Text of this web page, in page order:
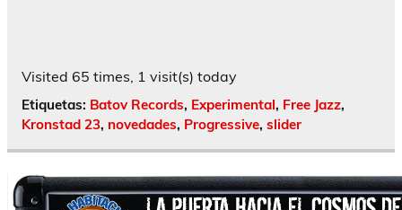
Visited 65 times, 1 visit(s) today
Etiquetas: Batov Records, Experimental, Free Jazz,
Kronstad 23, novedades, Progressive, slider